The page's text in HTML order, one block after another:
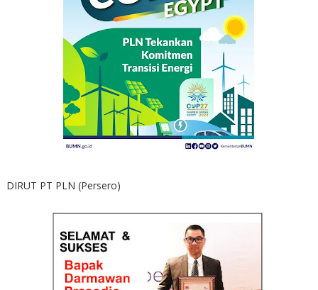
DIRUT PT PLN (Persero)